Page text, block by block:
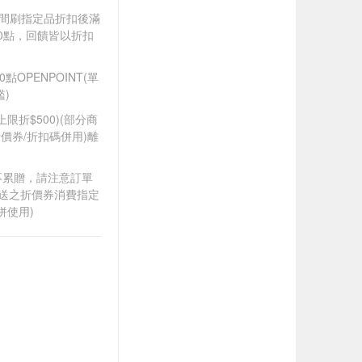
刷指定品折扣後滿
，回饋皆以折扣
點OPENPOINT(單
)
限折$500)(部分商
券/折扣碼併用)離
贈，請注意訂單
之折價券消費指定
使用)